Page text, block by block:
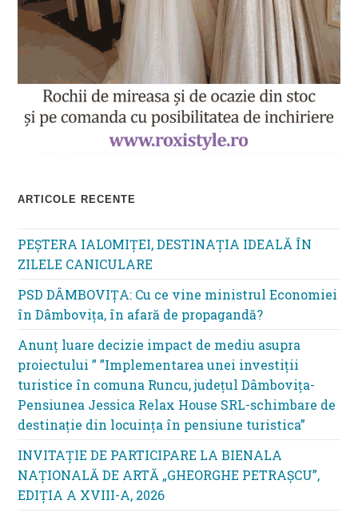
ARTICOLE RECENTE
PEȘTERA IALOMIȚEI, DESTINAȚIA IDEALĂ ÎN
ZILELE CANICULARE
PSD DÂMBOVIȚA: Cu ce vine ministrul Economiei
în Dâmbovița, în afară de propagandă?
Anunț luare decizie impact de mediu asupra
proiectului ” ”Implementarea unei investiții
turistice în comuna Runcu, județul Dâmbovița-
Pensiunea Jessica Relax House SRL-schimbare de
destinație din locuința în pensiune turistica”
INVITAȚIE DE PARTICIPARE LA BIENALA
NAȚIONALĂ DE ARTĂ „GHEORGHE PETRAȘCU”,
EDIŢIA A XVIII-A, 2026